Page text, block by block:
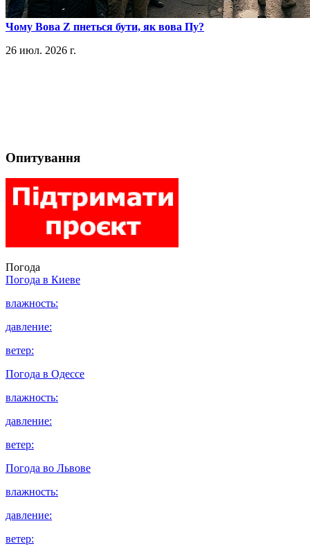
​Чому Вова Z пнеться бути, як вова Пу?
26 июл. 2026 г.
Опитування
Погода
Погода в Киеве
влажность:
давление:
ветер:
Погода в Одессе
влажность:
давление:
ветер:
Погода во Львове
влажность:
давление:
ветер: